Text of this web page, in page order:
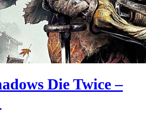
Die Twice –